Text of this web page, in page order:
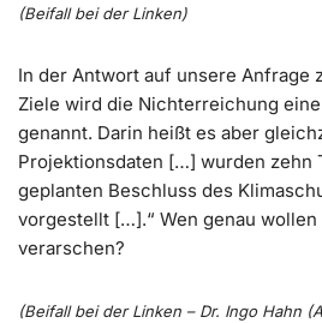
(Beifall bei der Linken)
In der Antwort auf unsere Anfrage
Ziele wird die Nichterreichung
genannt. Darin heißt es aber
Projektionsdaten […] wurden zehn
geplanten Beschluss des
vorgestellt […].“ Wen genau
verarschen?
(Beifall bei der Linken – Dr. Ingo Hahn